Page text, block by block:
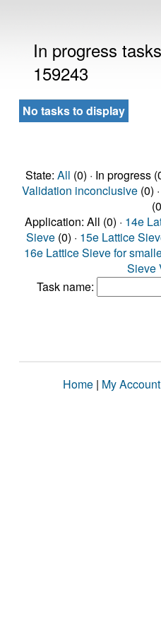
In progress
159243
No tasks to display
State: All (0) · In progress
Validation inconclusive(0) ·
Application: All (0) · 14e
Sieve (0) · 15e Lattice
16e Lattice Sieve for
Sieve
Task name:
Home | My Account